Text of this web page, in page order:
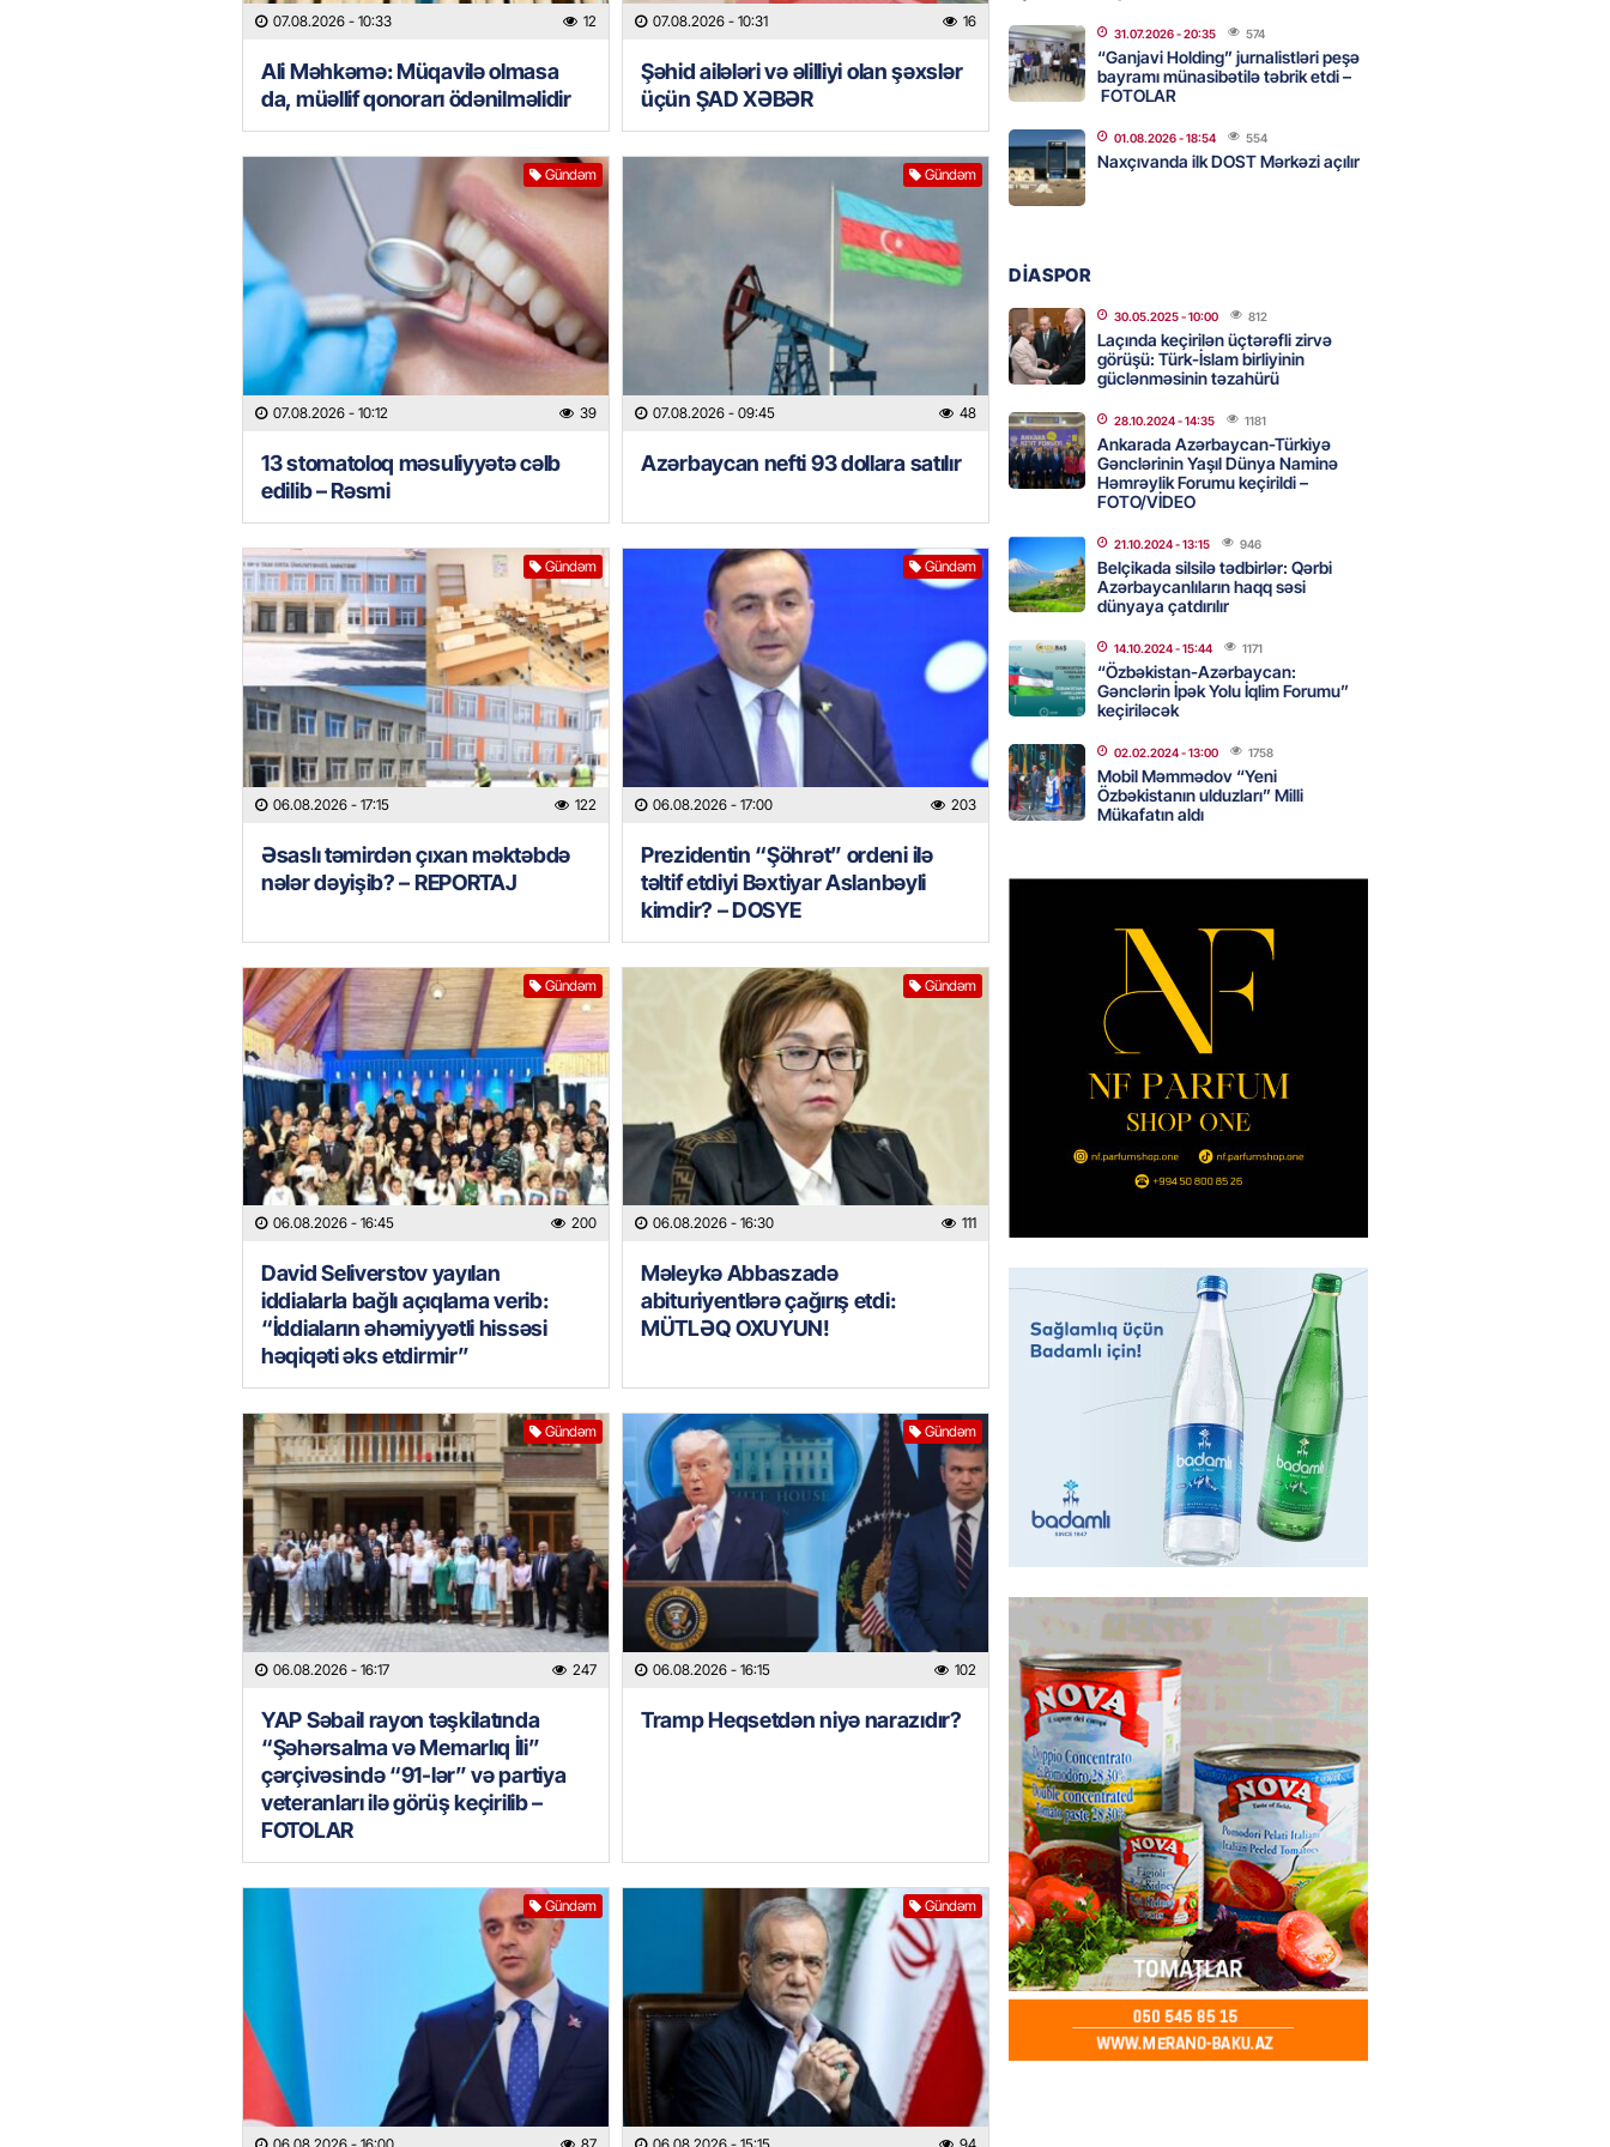
07.08.2026 - 10:33 12
Ali Məhkəmə: Müqavilə olmasa
da, müəllif qonorarı ödənilməlidir
07.08.2026 - 10:31 16
Şəhid ailələri və əlilliyi olan şəxslər
üçün ŞAD XƏBƏR
Gündəm
07.08.2026 - 10:12 39
13 stomatoloq məsuliyyətə cəlb
edilib – Rəsmi
Gündəm
07.08.2026 - 09:45 48
Azərbaycan nefti 93 dollara satılır
Gündəm
06.08.2026 - 17:15 122
Əsaslı təmirdən çıxan məktəbdə
nələr dəyişib? – REPORTAJ
Gündəm
06.08.2026 - 17:00 203
Prezidentin “Şöhrət” ordeni ilə
təltif etdiyi Bəxtiyar Aslanbəyli
kimdir? – DOSYE
Gündəm
06.08.2026 - 16:45 200
David Seliverstov yayılan
iddialarla bağlı açıqlama verib:
“İddiaların əhəmiyyətli hissəsi
həqiqəti əks etdirmir”
Gündəm
06.08.2026 - 16:30 111
Məleykə Abbaszadə
abituriyentlərə çağırış etdi:
MÜTLƏQ OXUYUN!
Gündəm
06.08.2026 - 16:17 247
YAP Səbail rayon təşkilatında
“Şəhərsalma və Memarlıq İli”
çərçivəsində “91-lər” və partiya
veteranları ilə görüş keçirilib –
FOTOLAR
Gündəm
06.08.2026 - 16:15 102
Tramp Heqsetdən niyə narazıdır?
Gündəm Gündəm
SOSIAL
“Koroğlu”da avtomobillərdən kim pul
toplayır?
06.08.2026- 17:30
GÜNDƏM
06.08.2026
GÜNDƏM
Prezidentin “Şöhrət” ordeni ilə təltif
etdiyi Bəxtiyar Aslanbəyli kimdir? –
DOSYE
06.08.2026- 17:00 203
David Seliverstov yayılan iddialarla
bağlı açıqlama verib: “İddiaların
əhəmiyyətli hissəsi həqiqəti əks
etdirmir”
06.08.2026- 16:45
DÜNYA
əl-Şeybani ilə görüşüb
06.08.2026- 16:45
Məleykə Abbaszadə abituriyentlərə
- 16:30
YAP Səbail rayon təşkilatında
“Şəhərsalma və Memarlıq İli”
çərçivəsində “91-lər” və partiya
veteranları ilə görüş keçirilib –
06.08.2026- 16:17
06.08.2026 102
GÜNDƏM
Azərbaycanın UNESCO-dakı yeni
nümayəndəsi kimdir? – DOSYE
87
Sərhədlərimizi pozan 26 nəfər tutuldu
Kiyev Başqırdıstan və Yaroslavldakı
neft emal zavodunu vurub
06.08.2026- 15:30 90
GÜNDƏM
Pezeşkian Azərbaycanla bağlı tapşırıq
verdi: vali hərəkətə keçdi
06.08.2026- 15:15 94
REKLAM
Birbank Star kartını indi sifariş
edin, nağdlaşdırmanı komissiyasız
edin
06.08.2026- 15:07
31.07.2026- 20:35 574
“Ganjavi Holding” jurnalistləri peşə
bayramı münasibətilə təbrik etdi –
FOTOLAR
01.08.2026- 18:54 554
Naxçıvanda ilk DOST Mərkəzi açılır
DİASPOR
30.05.2025- 10:00 812
Laçında keçirilən üçtərəfli zirvə
görüşü: Türk-İslam birliyinin
güclənməsinin təzahürü
28.10.2024- 14:35 1181
Ankarada Azərbaycan-Türkiyə
Gənclərinin Yaşıl Dünya Naminə
Həmrəylik Forumu keçirildi –
FOTO/VİDEO
21.10.2024- 13:15 946
Belçikada silsilə tədbirlər: Qərbi
Azərbaycanlıların haqq səsi
dünyaya çatdırılır
14.10.2024- 15:44 1171
“Özbəkistan-Azərbaycan:
Gənclərin İpək Yolu İqlim Forumu”
keçiriləcək
02.02.2024- 13:00 1758
Mobil Məmmədov “Yeni
Özbəkistanın ulduzları” Milli
Mükafatın aldı